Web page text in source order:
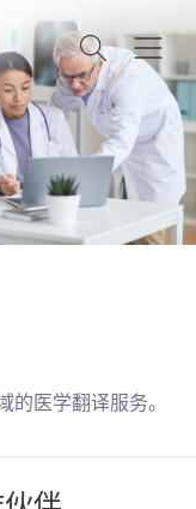
医学翻译服务。